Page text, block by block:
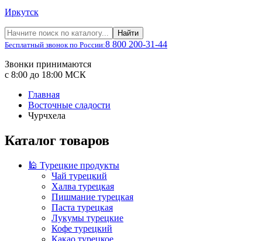
Иркутск
Найти
Бесплатный звонок по России:8 800 200-31-44
Звонки принимаются
с 8:00 до 18:00 МСК
Главная
Восточные сладости
Чурчхела
Каталог товаров
🕌 Турецкие продукты
Чай турецкий
Халва турецкая
Пишмание турецкая
Паста турецкая
Лукумы турецкие
Кофе турецкий
Какао турецкое